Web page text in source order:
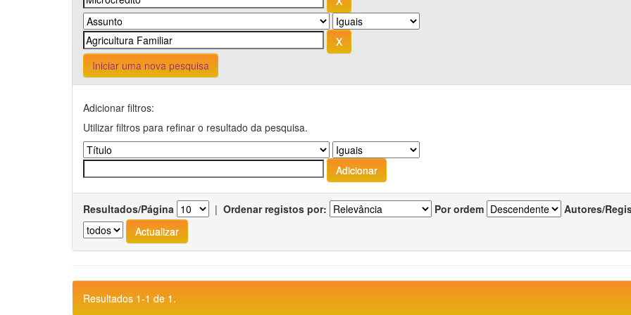
Iniciar uma nova pesquisa
Adicionar filtros:
Utilizar filtros para refinar o resultado da pesquisa.
Resultados/Página | Ordenar registos por: Por ordem Autores/
Resultados 1-1 de 1.